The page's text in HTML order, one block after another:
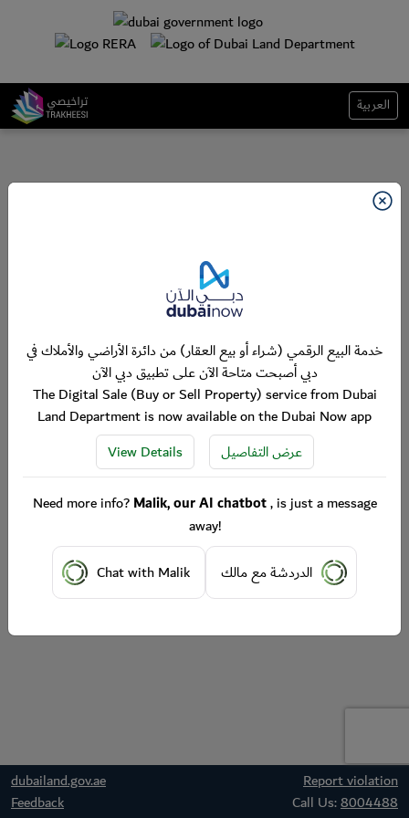
العربية
dubailand.gov.ae
Report violation
Feedback
Call Us:8004488
خدمة البيع الرقمي (شراء أو بيع العقار) من دائرة الأراضي والأملاك في
دبي أصبحت متاحة الآن على تطبيق دبي الآن
The Digital Sale (Buy or Sell Property) service from Dubai
Land Department is now available on the Dubai Now app
View Details
عرض التفاصيل
Need more info?Malik, our AI chatbot, is just a message
away!
Chat with Malik
الدردشة مع مالك